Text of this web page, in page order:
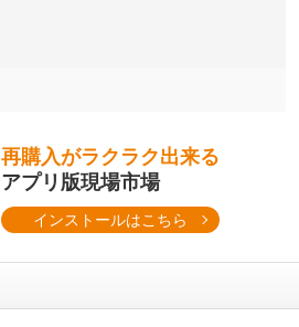
再購入がラクラク出来る
アプリ版現場市場
インストールはこちら